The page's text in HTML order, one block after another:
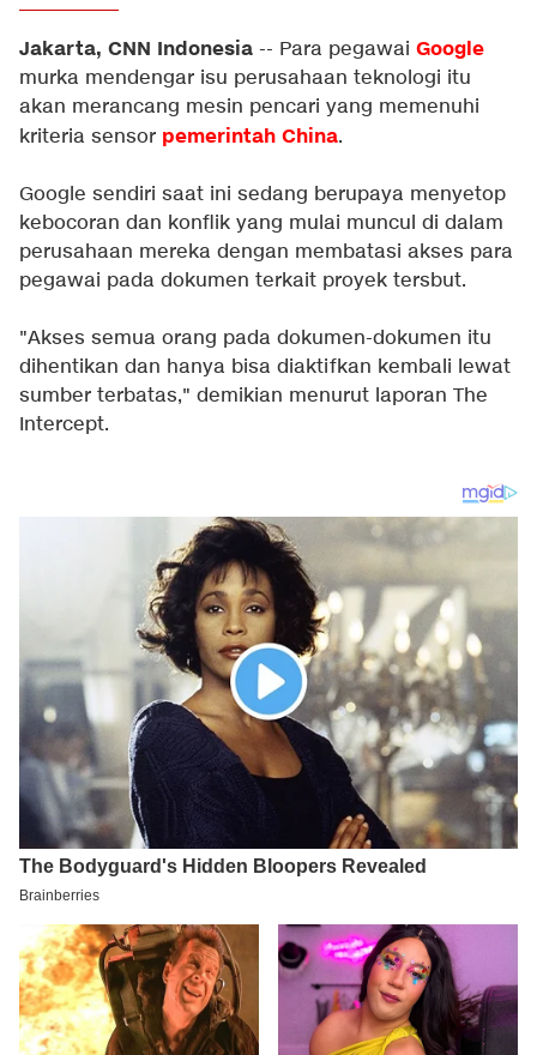
Jakarta, CNN Indonesia -- Para pegawai Google
murka mendengar isu perusahaan teknologi itu
akan merancang mesin pencari yang memenuhi
kriteria sensor pemerintah China.
Google sendiri saat ini sedang berupaya menyetop
kebocoran dan konflik yang mulai muncul di dalam
perusahaan mereka dengan membatasi akses para
pegawai pada dokumen terkait proyek tersbut.
"Akses semua orang pada dokumen-dokumen itu
dihentikan dan hanya bisa diaktifkan kembali lewat
sumber terbatas," demikian menurut laporan The
Intercept.